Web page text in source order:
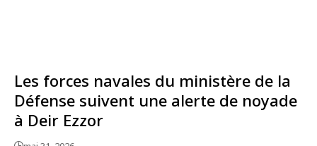
Les forces navales du ministère de la
Défense suivent une alerte de noyade
à Deir Ezzor